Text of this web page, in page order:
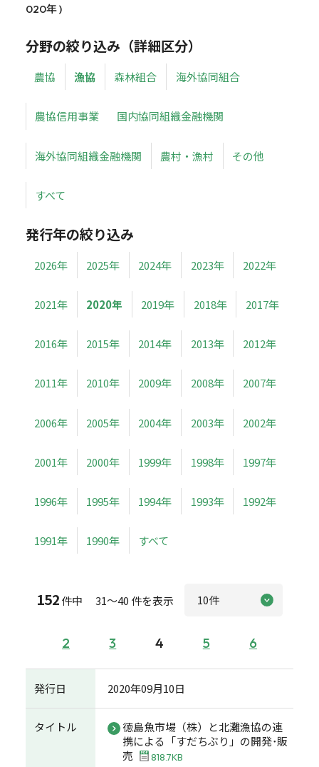
020年 )
分野の絞り込み（詳細区分）
農協 漁協 森林組合 海外協同組合
農協信用事業 国内協同組織金融機関
海外協同組織金融機関 農村・漁村 その他
すべて
発行年の絞り込み
2026年 2025年 2024年 2023年 2022年
2021年 2020年 2019年 2018年 2017年
2016年 2015年 2014年 2013年 2012年
2011年 2010年 2009年 2008年 2007年
2006年 2005年 2004年 2003年 2002年
2001年 2000年 1999年 1998年 1997年
1996年 1995年 1994年 1993年 1992年
1991年 1990年 すべて
152件中 31～40 件を表示
2 3 4 5 6
発行日 2020年09月10日
タイトル
徳島魚市場（株）と北灘漁協の連
携による「すだちぶり」の開発･販
売
818.7KB